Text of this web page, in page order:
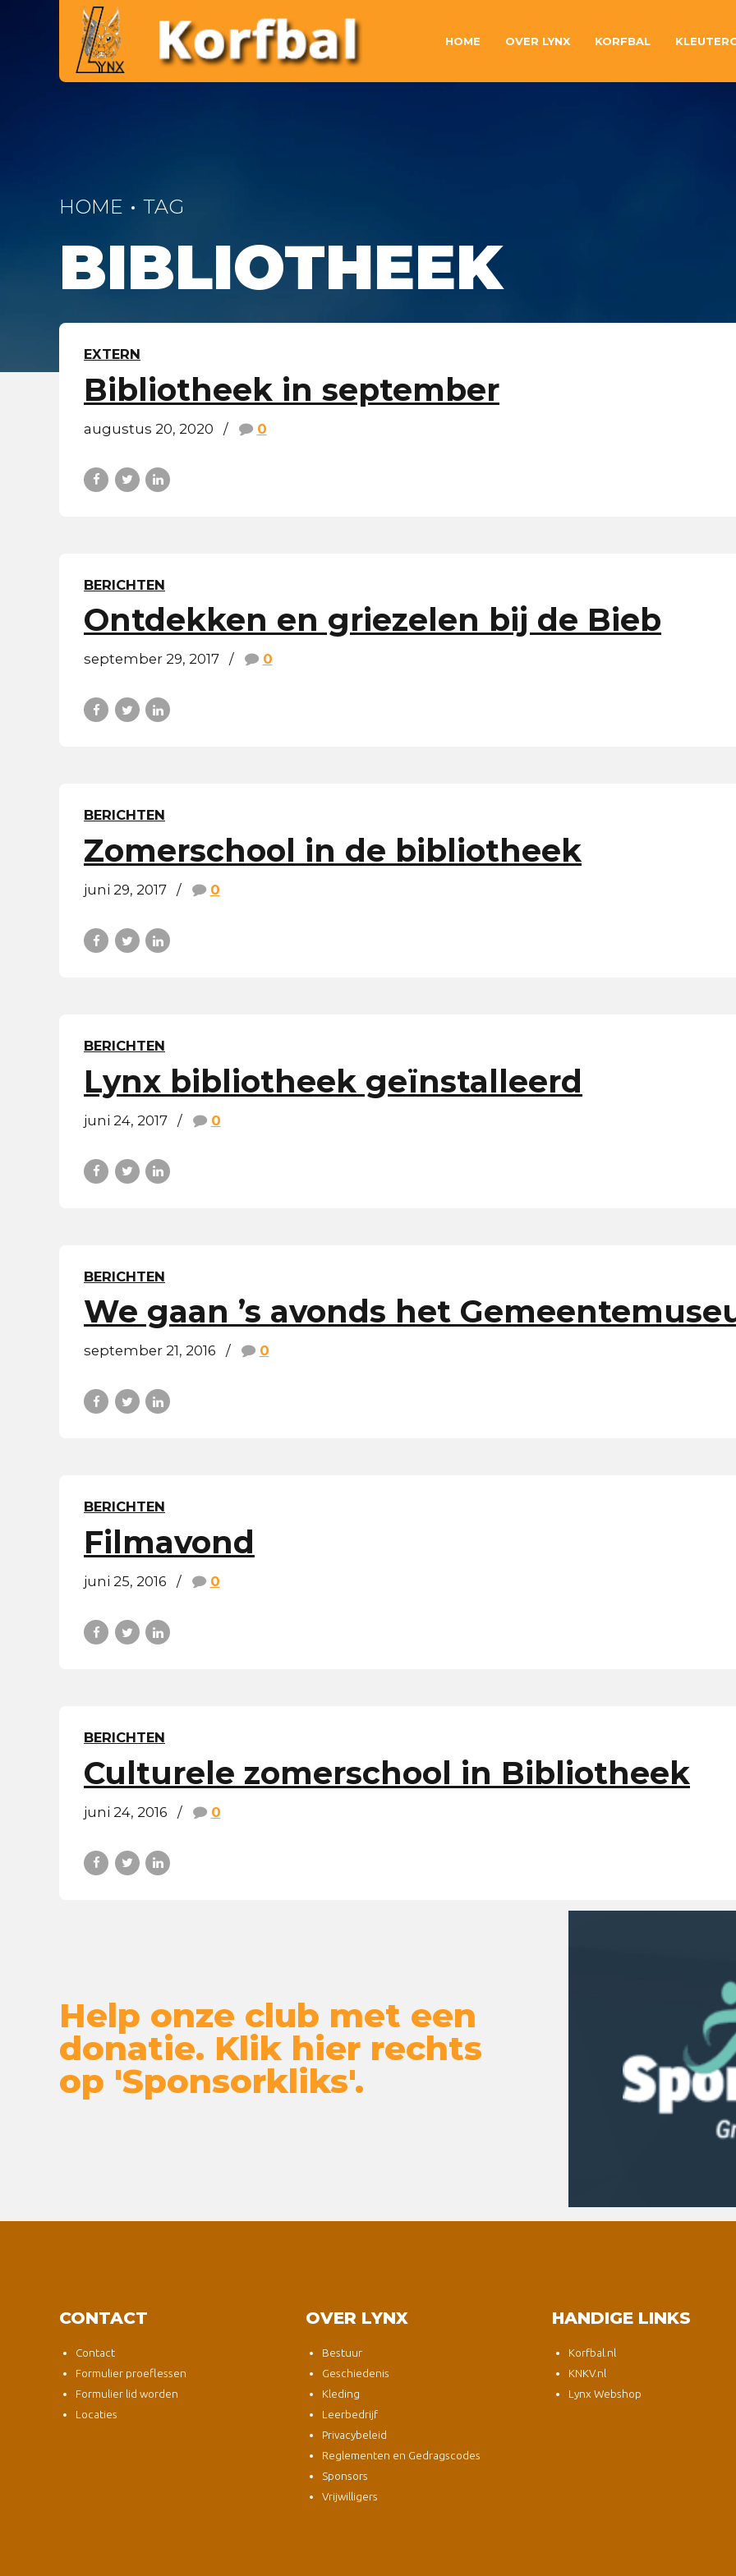
HOME OVER LYNX KORFBAL
HOME TAG
BIBLIOTHEEK
EXTERN
Bibliotheek in september
augustus 20, 2020 0
BERICHTEN
Ontdekken en griezelen bij de Bieb
september 29, 2017 0
BERICHTEN
Zomerschool in de bibliotheek
juni 29, 2017 0
BERICHTEN
Lynx bibliotheek geïnstalleerd
juni 24, 2017 0
BERICHTEN
We gaan ’s avonds het
september 21, 2016 0
BERICHTEN
Filmavond
juni 25, 2016 0
BERICHTEN
Culturele zomerschool in Bibliotheek
juni 24, 2016 0
Help onze club met een
donatie. Klik hier rechts
op 'Sponsorkliks'.
CONTACT
Contact
Formulier proeflessen
Formulier lid worden
Locaties
OVER LYNX
Bestuur
Geschiedenis
Kleding
Leerbedrijf
Privacybeleid
Reglementen en Gedragscodes
Sponsors
Vrijwilligers
HANDIGE LINKS
Korfbal.nl
KNKV.nl
Lynx Webshop